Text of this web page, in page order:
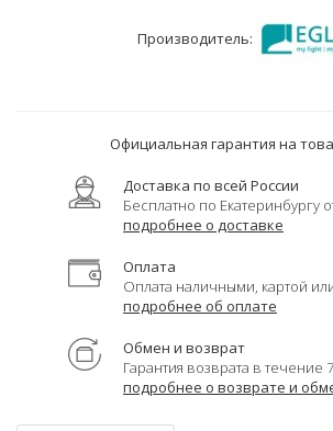
Производитель:
Официальная гарантия на
Доставка по всей России
Бесплатно по Екатеринбургу
подробнее о доставке
Оплата
Оплата наличными, картой
подробнее об оплате
Обмен и возврат
Гарантия возврата в течение
подробнее о возврате и